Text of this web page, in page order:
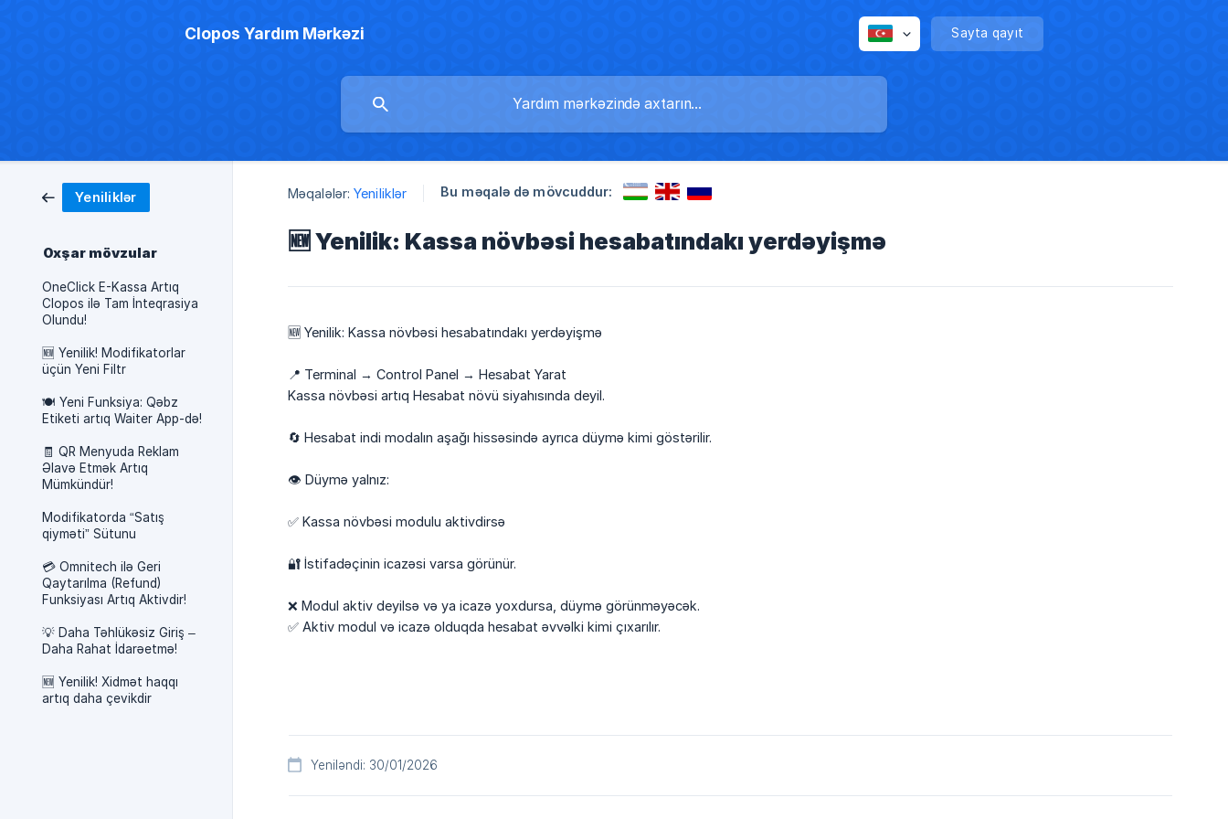
Clopos Yardım Mərkəzi Sayta qayıt
Yeniliklər
Oxşar mövzular
OneClick E-Kassa Artıq
Clopos ilə Tam İnteqrasiya
Olundu!
🆕 Yenilik! Modifikatorlar
üçün Yeni Filtr
🍽️ Yeni Funksiya: Qəbz
Etiketi artıq Waiter App-də!
🧾 QR Menyuda Reklam
Əlavə Etmək Artıq
Mümkündür!
Modifikatorda “Satış
qiyməti” Sütunu
💳 Omnitech ilə Geri
Qaytarılma (Refund)
Funksiyası Artıq Aktivdir!
💡 Daha Təhlükəsiz Giriş –
Daha Rahat İdarəetmə!
🆕 Yenilik! Xidmət haqqı
artıq daha çevikdir
Məqalələr: Yeniliklər Bu məqalə də mövcuddur:
🆕 Yenilik: Kassa növbəsi hesabatındakı yerdəyişmə
🆕 Yenilik: Kassa növbəsi hesabatındakı yerdəyişmə
📍 Terminal → Control Panel → Hesabat Yarat
Kassa növbəsi artıq Hesabat növü siyahısında deyil.
🔄 Hesabat indi modalın aşağı hissəsində ayrıca düymə kimi göstərilir.
👁️ Düymə yalnız:
✅ Kassa növbəsi modulu aktivdirsə
🔐 İstifadəçinin icazəsi varsa görünür.
❌ Modul aktiv deyilsə və ya icazə yoxdursa, düymə görünməyəcək.
✅ Aktiv modul və icazə olduqda hesabat əvvəlki kimi çıxarılır.
Yeniləndi: 30/01/2026